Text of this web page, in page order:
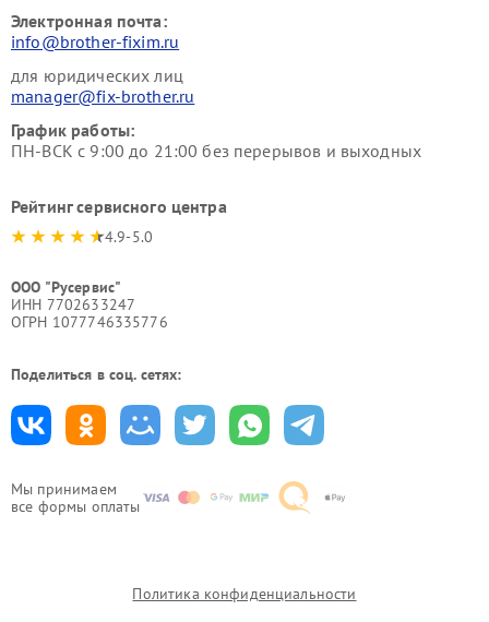
Мы принимаем
все формы оплаты
Электронная почта:
info@brother-fixim.ru
для юридических лиц
manager@fix-brother.ru
График работы:
ПН-ВСК с 9:00 до 21:00 без перерывов и выходных
Рейтинг сервисного центра
4.9-5.0
ООО "Русервис"
ИНН 7702633247
ОГРН 1077746335776
Поделиться в соц. сетях:
Политика конфиденциальности